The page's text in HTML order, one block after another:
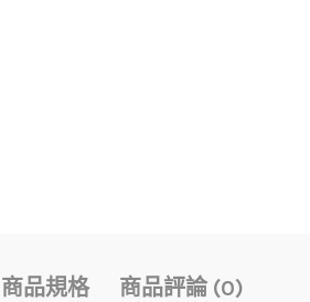
商品規格 商品評論 (0)